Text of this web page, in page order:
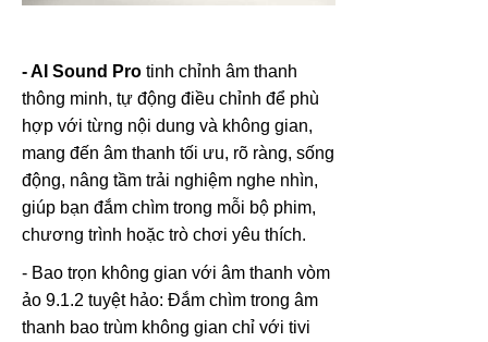
- AI Sound Pro tinh chỉnh âm thanh
thông minh, tự động điều chỉnh để phù
hợp với từng nội dung và không gian,
mang đến âm thanh tối ưu, rõ ràng, sống
động, nâng tầm trải nghiệm nghe nhìn,
giúp bạn đắm chìm trong mỗi bộ phim,
chương trình hoặc trò chơi yêu thích.
- Bao trọn không gian với âm thanh vòm
ảo 9.1.2 tuyệt hảo: Đắm chìm trong âm
thanh bao trùm không gian chỉ với tivi